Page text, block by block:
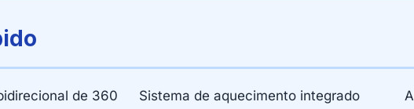
de 360
Sistema de aquecimento integrado